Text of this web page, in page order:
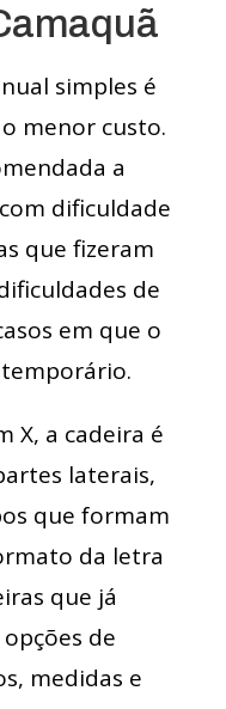
simples é
menor custo.
a
dificuldade
que fizeram
de
em que o
X, a cadeira é
laterais,
que formam
da letra
que já
de
medidas e